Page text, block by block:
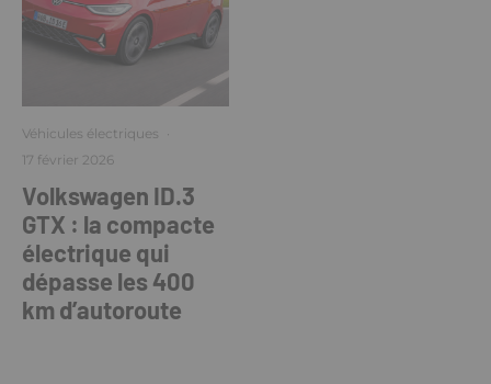
Véhicules électriques ·
17 février 2026
Volkswagen ID.3
GTX : la compacte
électrique qui
dépasse les 400
km d’autoroute